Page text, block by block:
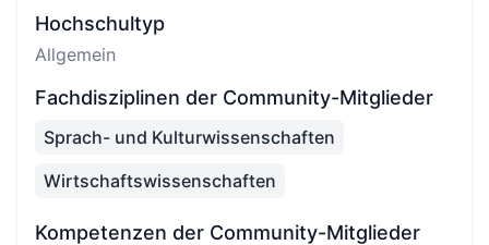
Hochschultyp
Allgemein
Fachdisziplinen der Community-Mitglieder
Sprach- und Kulturwissenschaften
Wirtschaftswissenschaften
Kompetenzen der Community-Mitglieder